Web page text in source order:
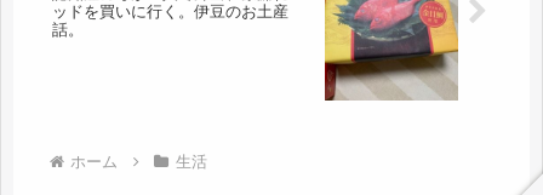
ッドを買いに行く。伊豆のお土産
話。
ホーム 生活